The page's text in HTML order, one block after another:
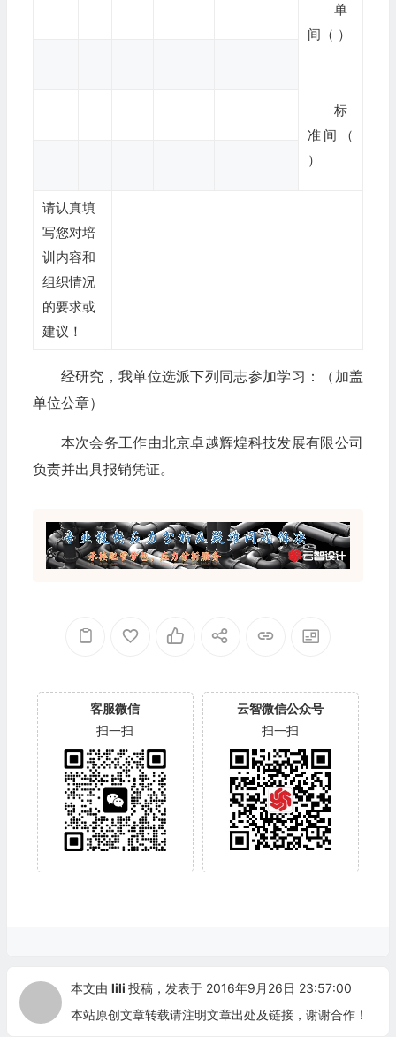
单
间（ ）
标
准间（
）
请认真填
写您对培
训内容和
组织情况
的要求或
建议！
经研究，我单位选派下列同志参加学习：（加盖
单位公章）
本次会务工作由北京卓越辉煌科技发展有限公司
负责并出具报销凭证。
客服微信
扫一扫
云智微信公众号
扫一扫
本文由 lili 投稿，发表于 2016年9月26日 23:57:00
本站原创文章转载请注明文章出处及链接，谢谢合作！